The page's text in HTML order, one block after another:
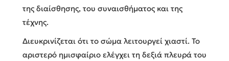
της διαίσθησης, του συναισθήματος και της
τέχνης.
Διευκρινίζεται ότι το σώμα λειτουργεί χιαστί. Το
αριστερό ημισφαίριο ελέγχει τη δεξιά πλευρά του